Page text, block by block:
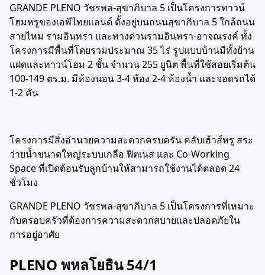
GRANDE PLENO วัชรพล-สุขาภิบาล 5 เป็นโครงการทาวน์
โฮมหรูของเอพีไทยแลนด์ ตั้งอยู่บนถนนสุขาภิบาล 5 ใกล้ถนน
สายไหม รามอินทรา และทางด่วนรามอินทรา-อาจณรงค์ ทั้ง
โครงการมีพื้นที่โดยรวมประมาณ 35 ไร่ รูปแบบบ้านมีทั้งย้าน
แฝดและทาวน์โฮม 2 ชั้น จำนวน 255 ยูนิต พื้นที่ใช้สอยเริ่มต้น
100-149 ตร.ม. มีห้องนอน 3-4 ห้อง 2-4 ห้องน้ำ และจอดรถได้
1-2 คัน
โครงการมีสิ่งอำนวยความสะดวกครบครัน คลับเฮ้าส์หรู สระ
ว่ายน้ำขนาดใหญ่ระบบเกลือ ฟิตเนส และ Co-Working
Space ที่เปิดต้อนรับลูกบ้านให้สามารถใช้งานได้ตลอด 24
ชั่วโมง
GRANDE PLENO วัชรพล-สุขาภิบาล 5 เป็นโครงการที่เหมาะ
กับครอบครัวที่ต้องการความสะดวกสบายและปลอดภัยใน
การอยู่อาศัย
PLENO พหลโยธิน 54/1